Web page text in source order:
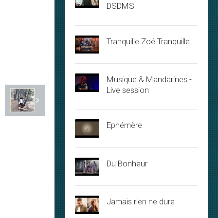
DSDMS
Tranquille Zoé Tranquille
Musique & Mandarines -
Live session
Ephémère
Du Bonheur
Jamais rien ne dure